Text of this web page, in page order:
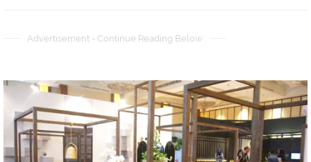
Advertisement - Continue Reading Below